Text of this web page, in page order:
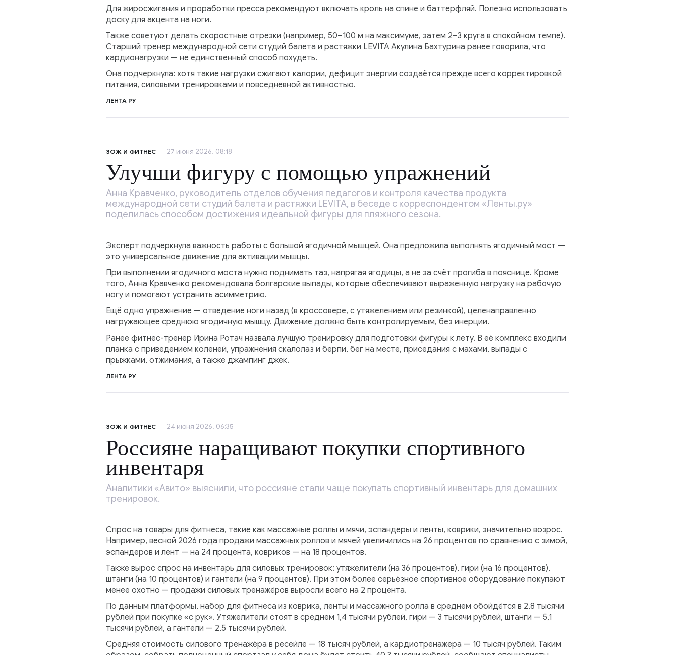
Для жиросжигания и проработки пресса рекомендуют включать кроль на спине и баттерфляй. Полезно использовать
доску для акцента на ноги.
Также советуют делать скоростные отрезки (например, 50–100 м на максимуме, затем 2–3 круга в спокойном темпе).
Старший тренер международной сети студий балета и растяжки LEVITA Акулина Бахтурина ранее говорила, что
кардионагрузки — не единственный способ похудеть.
Она подчеркнула: хотя такие нагрузки сжигают калории, дефицит энергии создаётся прежде всего корректировкой
питания, силовыми тренировками и повседневной активностью.
ЛЕНТА РУ
ЗОЖ И ФИТНЕС 27 июня 2026, 08:18
Улучши фигуру с помощью упражнений
Анна Кравченко, руководитель отделов обучения педагогов и контроля качества продукта
международной сети студий балета и растяжки LEVITA, в беседе с корреспондентом «Ленты.ру»
поделилась способом достижения идеальной фигуры для пляжного сезона.
Эксперт подчеркнула важность работы с большой ягодичной мышцей. Она предложила выполнять ягодичный мост —
это универсальное движение для активации мышцы.
При выполнении ягодичного моста нужно поднимать таз, напрягая ягодицы, а не за счёт прогиба в пояснице. Кроме
того, Анна Кравченко рекомендовала болгарские выпады, которые обеспечивают выраженную нагрузку на рабочую
ногу и помогают устранить асимметрию.
Ещё одно упражнение — отведение ноги назад (в кроссовере, с утяжелением или резинкой), целенаправленно
нагружающее среднюю ягодичную мышцу. Движение должно быть контролируемым, без инерции.
Ранее фитнес-тренер Ирина Ротач назвала лучшую тренировку для подготовки фигуры к лету. В её комплекс входили
планка с приведением коленей, упражнения скалолаз и берпи, бег на месте, приседания с махами, выпады с
прыжками, отжимания, а также джампинг джек.
ЛЕНТА РУ
ЗОЖ И ФИТНЕС 24 июня 2026, 06:35
Россияне наращивают покупки спортивного
инвентаря
Аналитики «Авито» выяснили, что россияне стали чаще покупать спортивный инвентарь для домашних
тренировок.
Спрос на товары для фитнеса, такие как массажные роллы и мячи, эспандеры и ленты, коврики, значительно возрос.
Например, весной 2026 года продажи массажных роллов и мячей увеличились на 26 процентов по сравнению с зимой,
эспандеров и лент — на 24 процента, ковриков — на 18 процентов.
Также вырос спрос на инвентарь для силовых тренировок: утяжелители (на 36 процентов), гири (на 16 процентов),
штанги (на 10 процентов) и гантели (на 9 процентов). При этом более серьёзное спортивное оборудование покупают
менее охотно — продажи силовых тренажёров выросли всего на 2 процента.
По данным платформы, набор для фитнеса из коврика, ленты и массажного ролла в среднем обойдётся в 2,8 тысячи
рублей при покупке «с рук». Утяжелители стоят в среднем 1,4 тысячи рублей, гири — 3 тысячи рублей, штанги — 5,1
тысячи рублей, а гантели — 2,5 тысячи рублей.
Средняя стоимость силового тренажёра в ресейле — 18 тысяч рублей, а кардиотренажёра — 10 тысяч рублей. Таким